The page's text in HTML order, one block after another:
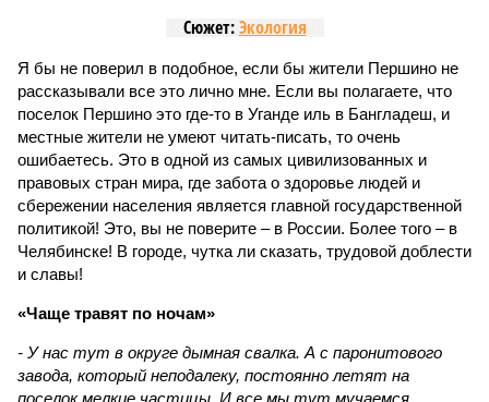
Сюжет:Экология
Я бы не поверил в подобное, если бы жители Першино не
рассказывали все это лично мне. Если вы полагаете, что
поселок Першино это где-то в Уганде иль в Бангладеш, и
местные жители не умеют читать-писать, то очень
ошибаетесь. Это в одной из самых цивилизованных и
правовых стран мира, где забота о здоровье людей и
сбережении населения является главной государственной
политикой! Это, вы не поверите – в России. Более того – в
Челябинске! В городе, чутка ли сказать, трудовой доблести
и славы!
«Чаще травят по ночам»
- У нас тут в округе дымная свалка. А с паронитового
завода, который неподалеку, постоянно летят на
поселок мелкие частицы. И все мы тут мучаемся